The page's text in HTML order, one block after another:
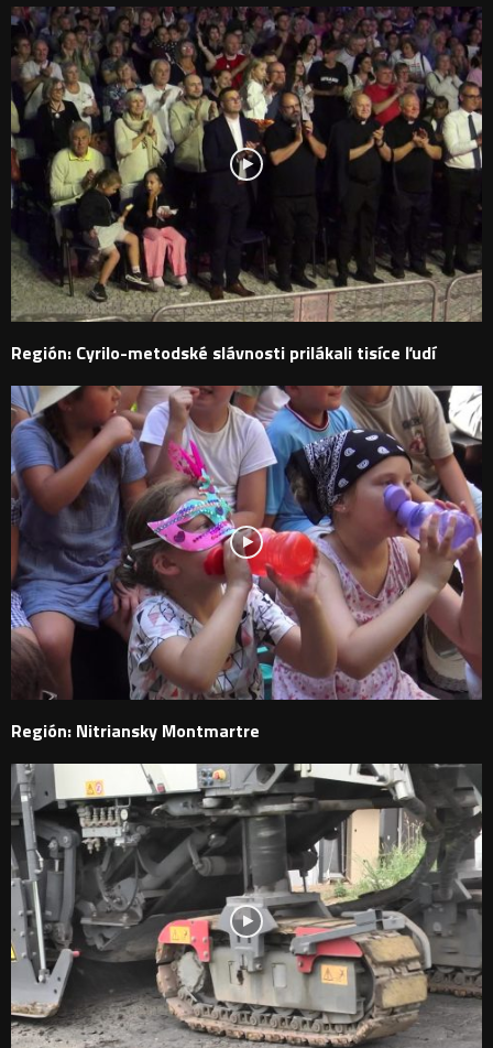
Región: Cyrilo-metodské slávnosti prilákali tisíce ľudí
Región: Nitriansky Montmartre